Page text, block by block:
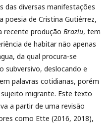
das diversas manifestações
poesia de Cristina Gutiérrez,
recente produção Braziu, tem
de habitar não apenas
da qual procura-se
subversivo, deslocando e
palavras cotidianas, porém
migrante. Este texto
a partir de uma revisão
como Ette (2016, 2018),